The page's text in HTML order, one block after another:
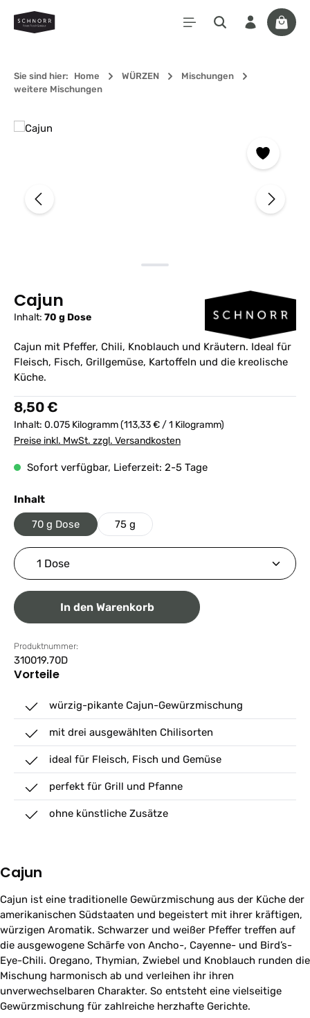
Zum Hauptinhalt springen
Sie sind hier: Home WÜRZEN
Mischungen
weitere Mischungen
Bildergalerie überspringen
Cajun
Inhalt: 70 g Dose
Cajun mit Pfeffer, Chili, Knoblauch und Kräutern. Ideal für
Fleisch, Fisch, Grillgemüse, Kartoffeln und die kreolische
Küche.
Regulärer Preis:
8,50 €
Inhalt: 0.075 Kilogramm(113,33 € / 1 Kilogramm)
Preise inkl. MwSt. zzgl. Versandkosten
Sofort verfügbar, Lieferzeit: 2-5 Tage
Inhaltauswählen
70 g Dose 75 g
Produkt Anzahl: Gib den gewünschten Wert ein
In den Warenkorb
Produktnummer:
310019.70D
Vorteile
würzig-pikante Cajun-Gewürzmischung
mit drei ausgewählten Chilisorten
ideal für Fleisch, Fisch und Gemüse
perfekt für Grill und Pfanne
ohne künstliche Zusätze
Cajun
Cajun ist eine traditionelle Gewürzmischung aus der Küche der
amerikanischen Südstaaten und begeistert mit ihrer kräftigen,
würzigen Aromatik. Schwarzer und weißer Pfeffer treffen auf
die ausgewogene Schärfe von Ancho-, Cayenne- und Bird’s-
Eye-Chili. Oregano, Thymian, Zwiebel und Knoblauch runden die
Mischung harmonisch ab und verleihen ihr ihren
unverwechselbaren Charakter. So entsteht eine vielseitige
Gewürzmischung für zahlreiche herzhafte Gerichte.